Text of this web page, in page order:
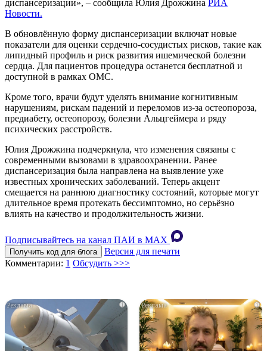
диспансеризации», – сообщила Юлия Дрожжина РИА
Новости.
В обновлённую форму диспансеризации включат новые
показатели для оценки сердечно-сосудистых рисков, такие как
липидный профиль и риск развития ишемической болезни
сердца. Для пациентов процедура останется бесплатной и
доступной в рамках ОМС.
Кроме того, врачи будут уделять внимание когнитивным
нарушениям, рискам падений и переломов из-за остеопороза,
предиабету, остеопорозу, болезни Альцгеймера и ряду
психических расстройств.
Юлия Дрожжина подчеркнула, что изменения связаны с
современными вызовами в здравоохранении. Ранее
диспансеризация была направлена на выявление уже
известных хронических заболеваний. Теперь акцент
смещается на раннюю диагностику состояний, которые могут
длительное время протекать бессимптомно, но серьёзно
влиять на качество и продолжительность жизни.
Подписывайтесь на канал ПАИ в MAХ
Получить код для блога
Версия для печати
Комментарии: 1 Обсудить >>>
i i